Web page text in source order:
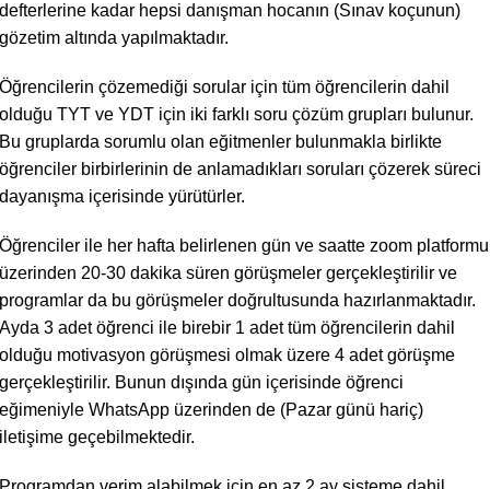
defterlerine kadar hepsi danışman hocanın (Sınav koçunun)
gözetim altında yapılmaktadır.
Öğrencilerin çözemediği sorular için tüm öğrencilerin dahil
olduğu TYT ve YDT için iki farklı soru çözüm grupları bulunur.
Bu gruplarda sorumlu olan eğitmenler bulunmakla birlikte
öğrenciler birbirlerinin de anlamadıkları soruları çözerek süreci
dayanışma içerisinde yürütürler.
Öğrenciler ile her hafta belirlenen gün ve saatte zoom platformu
üzerinden 20-30 dakika süren görüşmeler gerçekleştirilir ve
programlar da bu görüşmeler doğrultusunda hazırlanmaktadır.
Ayda 3 adet öğrenci ile birebir 1 adet tüm öğrencilerin dahil
olduğu motivasyon görüşmesi olmak üzere 4 adet görüşme
gerçekleştirilir. Bunun dışında gün içerisinde öğrenci
eğimeniyle WhatsApp üzerinden de (Pazar günü hariç)
iletişime geçebilmektedir.